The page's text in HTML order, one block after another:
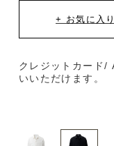
クレジットカード/
いいただけます。